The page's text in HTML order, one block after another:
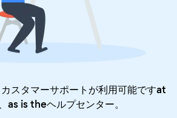
タマーサポートが利用可能ですat
as is theヘルプセンター。